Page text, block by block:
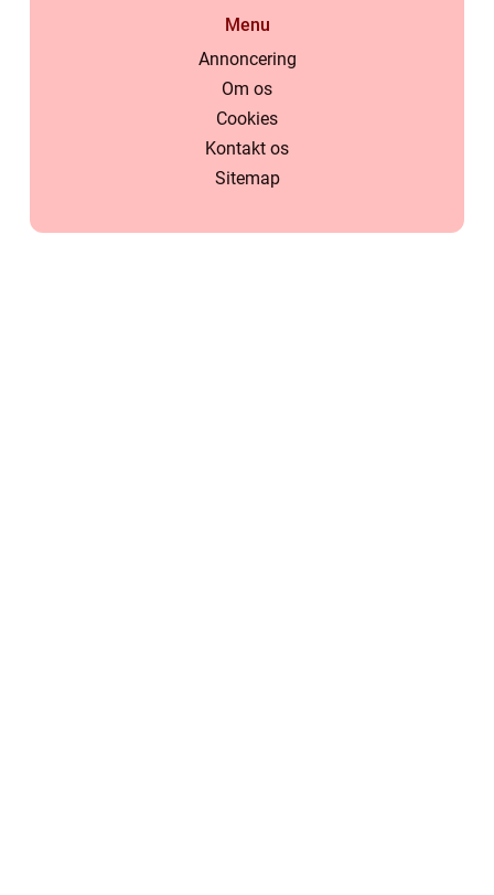
Menu
Annoncering
Om os
Cookies
Kontakt os
Sitemap